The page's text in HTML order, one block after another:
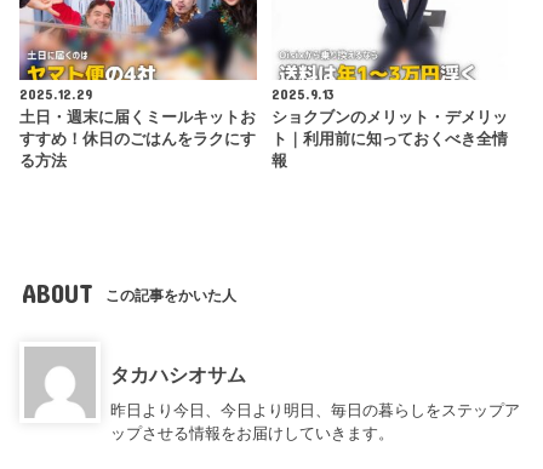
2025.12.29
土日・週末に届くミールキットお
すすめ！休日のごはんをラクにす
る方法
2025.9.13
ショクブンのメリット・デメリッ
ト｜利用前に知っておくべき全情
報
ABOUT この記事をかいた人
タカハシオサム
昨日より今日、今日より明日、毎日の暮らしをステップア
ップさせる情報をお届けしていきます。